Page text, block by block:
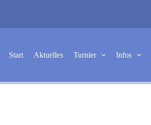
Start Aktuelles Turnier Infos